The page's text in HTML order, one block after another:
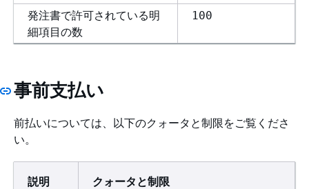
発注書で許可されている明
細項目の数
100
事前支払い
前払いについては、以下のクォータと制限をご覧くださ
い。
説明 クォータと制限